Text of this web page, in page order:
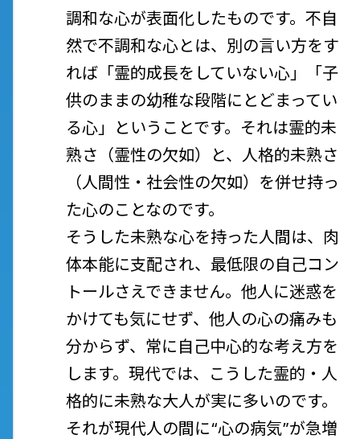
調和な心が表面化したものです。不自
然で不調和な心とは、別の言い方をす
れば 「霊的成長をしていない心」「子
供のままの幼稚な段階にとどまってい
る心」ということです。それは霊的未
熟さ（霊性の欠如）と、人格的未熟さ
（人間性・社会性の欠如）を併せ持っ
た心のことなのです。
そうした未熟な心を持った人間は、肉
体本能に支配され、最低限の自己コン
トールさえできません。他人に迷惑を
かけても気にせず、他人の心の痛みも
分からず、常に自己中心的な考え方を
します。現代では、こうした霊的・人
格的に未熟な大人が実に多いのです。
それが現代人の間に“心の病気”が急増